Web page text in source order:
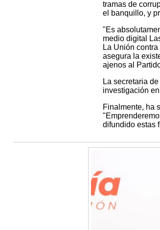
tramas de
el banquillo, y
"Es
medio digital
La Unión
asegura la
ajenos al
La secretaria
investigación
Finalmente, ha
difundido estas